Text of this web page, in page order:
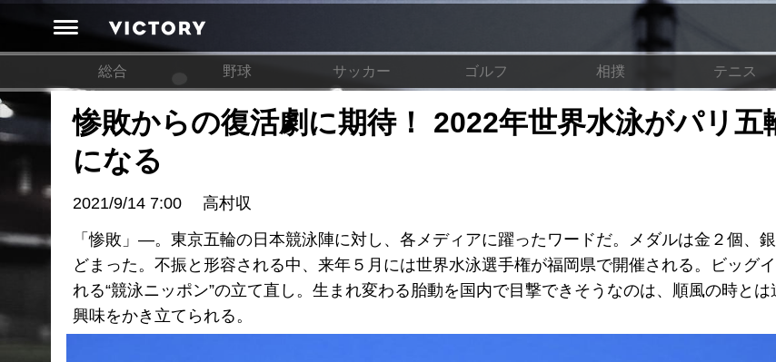
総合 野球 サッカー ゴルフ 相撲 テニス
惨敗からの復活劇に期待！ 2022年世界水泳がパリ五
になる
2021/9/14 7:00
高村収
「惨敗」―。東京五輪の日本競泳陣に対し、各メディアに躍ったワードだ。メダルは金２個、
どまった。不振と形容される中、来年５月には世界水泳選手権が福岡県で開催される。ビッグ
れる“競泳ニッポン”の立て直し。生まれ変わる胎動を国内で目撃できそうなのは、順風の時とは
興味をかき立てられる。